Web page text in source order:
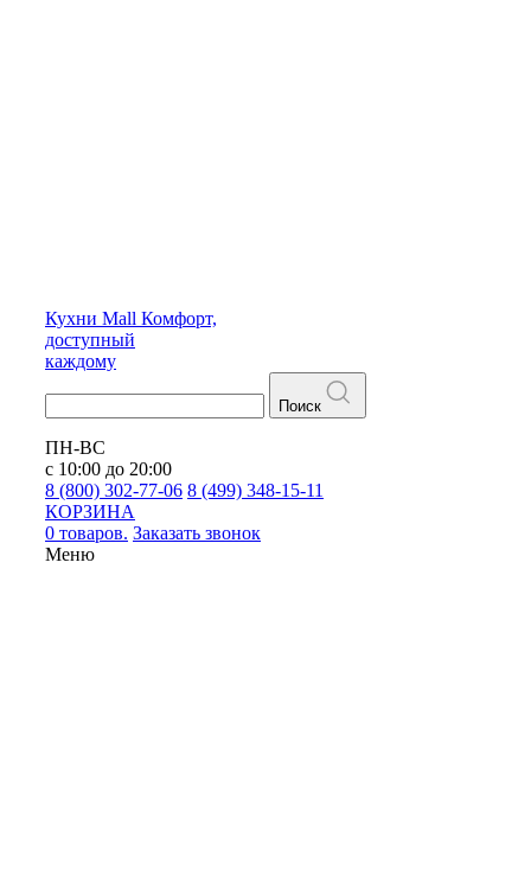
Кухни Mall Комфорт,
доступный
каждому
Поиск
ПН-ВС
с 10:00 до 20:00
8 (800) 302-77-06 8 (499) 348-15-11
КОРЗИНА
0 товаров. Заказать звонок
Меню